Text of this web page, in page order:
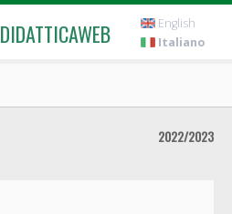
DIDATTICAWEB
English
Italiano
2022/2023